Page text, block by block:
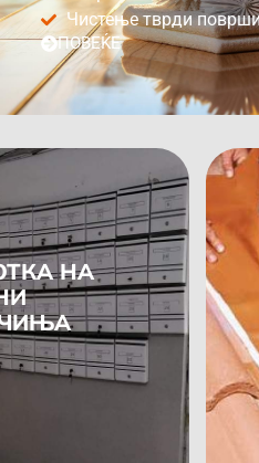
Чистење тврди
ПОВЕЌЕ
НА